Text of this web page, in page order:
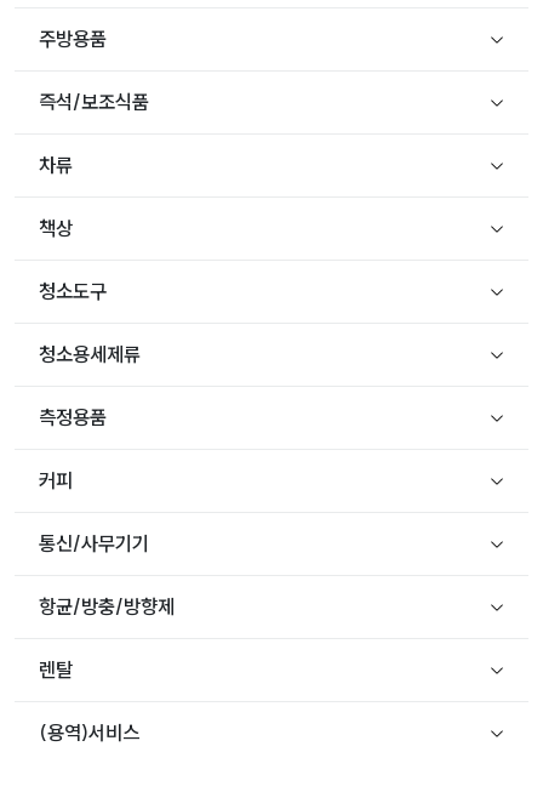
주방용품
즉석/보조식품
차류
책상
청소도구
청소용세제류
측정용품
커피
통신/사무기기
항균/방충/방향제
렌탈
(용역)서비스